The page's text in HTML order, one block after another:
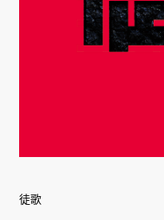
徒歌